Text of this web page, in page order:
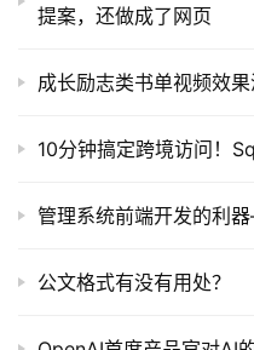
提案，还做成了网页
成长励志类书单视频效
10分钟搞定跨境访问！
管理系统前端开发的利
公文格式有没有用处？